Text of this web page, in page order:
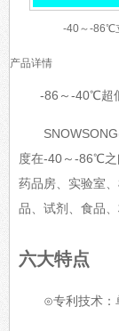
-40～-86℃
产品详情
-86～-40℃超
度在-40～-86℃之
药品房、实验室
品、试剂、食品
六大特点
⊙专利技术：